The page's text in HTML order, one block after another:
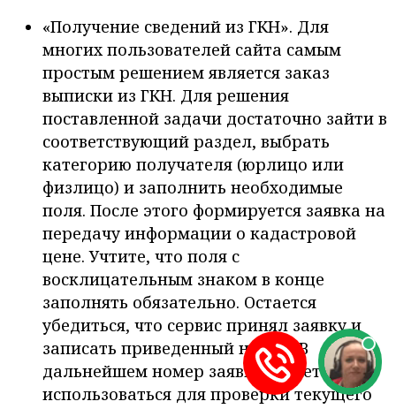
«Получение сведений из ГКН». Для
многих пользователей сайта самым
простым решением является заказ
выписки из ГКН. Для решения
поставленной задачи достаточно зайти в
соответствующий раздел, выбрать
категорию получателя (юрлицо или
физлицо) и заполнить необходимые
поля. После этого формируется заявка на
передачу информации о кадастровой
цене. Учтите, что поля с
восклицательным знаком в конце
заполнять обязательно. Остается
убедиться, что сервис принял заявку и
записать приведенный номер. В
дальнейшем номер заявки может
использоваться для проверки текущего